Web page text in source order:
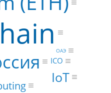
IoT
ICO
ОАЭ